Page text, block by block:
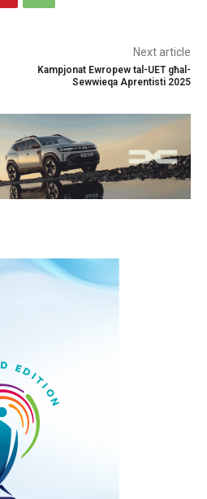
Next article
Kampjonat Ewropew tal-UET għal-
Sewwieqa Aprentisti 2025